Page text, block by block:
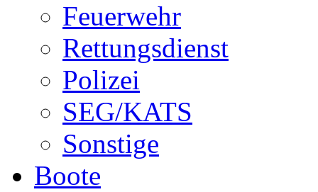
Feuerwehr
Rettungsdienst
Polizei
SEG/KATS
Sonstige
Boote